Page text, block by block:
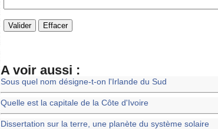
A voir aussi :
Sous quel nom désigne-t-on l'Irlande du Sud
Quelle est la capitale de la Côte d'Ivoire
Dissertation sur la terre, une planète du système solaire